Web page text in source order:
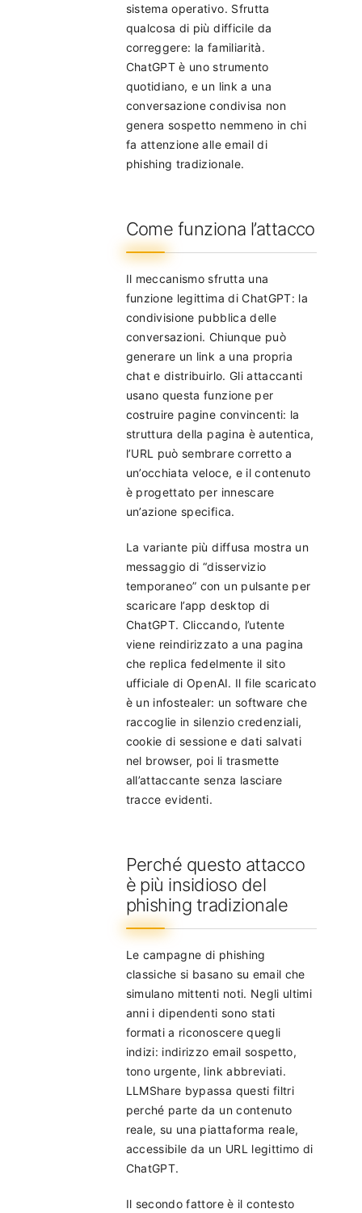
sistema operativo. Sfrutta
qualcosa di più difficile da
correggere: la familiarità.
ChatGPT è uno strumento
quotidiano, e un link a una
conversazione condivisa non
genera sospetto nemmeno in chi
fa attenzione alle email di
phishing tradizionale.
Come funziona l’attacco
Il meccanismo sfrutta una
funzione legittima di ChatGPT: la
condivisione pubblica delle
conversazioni. Chiunque può
generare un link a una propria
chat e distribuirlo. Gli attaccanti
usano questa funzione per
costruire pagine convincenti: la
struttura della pagina è autentica,
l’URL può sembrare corretto a
un’occhiata veloce, e il contenuto
è progettato per innescare
un’azione specifica.
La variante più diffusa mostra un
messaggio di “disservizio
temporaneo” con un pulsante per
scaricare l’app desktop di
ChatGPT. Cliccando, l’utente
viene reindirizzato a una pagina
che replica fedelmente il sito
ufficiale di OpenAI. Il file scaricato
è un infostealer: un software che
raccoglie in silenzio credenziali,
cookie di sessione e dati salvati
nel browser, poi li trasmette
all’attaccante senza lasciare
tracce evidenti.
Perché questo attacco
è più insidioso del
phishing tradizionale
Le campagne di phishing
classiche si basano su email che
simulano mittenti noti. Negli ultimi
anni i dipendenti sono stati
formati a riconoscere quegli
indizi: indirizzo email sospetto,
tono urgente, link abbreviati.
LLMShare bypassa questi filtri
perché parte da un contenuto
reale, su una piattaforma reale,
accessibile da un URL legittimo di
ChatGPT.
Il secondo fattore è il contesto